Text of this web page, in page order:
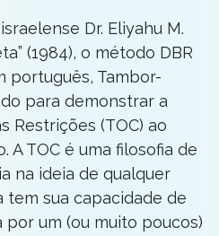
Dr. Eliyahu M.
(1984), o método DBR
português, Tambor-
para demonstrar a
Restrições (TOC) ao
A TOC é uma filosofia de
na ideia de qualquer
tem sua capacidade de
um (ou muito poucos)